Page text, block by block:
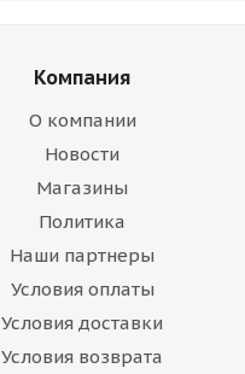
Компания
О компании
Новости
Магазины
Политика
Наши партнеры
Условия оплаты
Условия доставки
Условия возврата